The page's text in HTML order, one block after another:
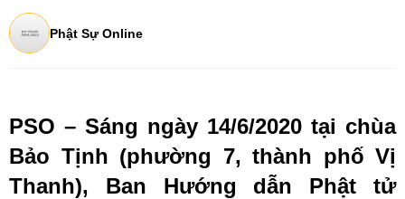
Phật Sự Online
PSO – Sáng ngày 14/6/2020 tại chùa
Bảo Tịnh (phường 7, thành phố Vị
Thanh), Ban Hướng dẫn Phật tử